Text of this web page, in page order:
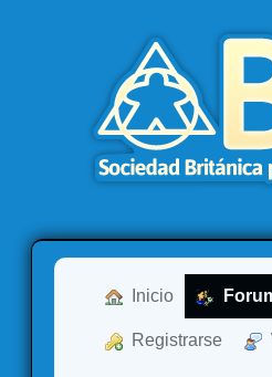
Inicio
Registrarse